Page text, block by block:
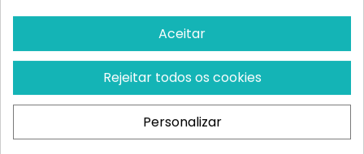
0,50%; EPA 0,30%; Glucosamina 1200mg/kg; Sulfato de
VALOR ENERGÉTICO
ME Kcal/Kg 3926 - Mj/Kg 16,42
Aceitar
Rejeitar todos os cookies
Personalizar